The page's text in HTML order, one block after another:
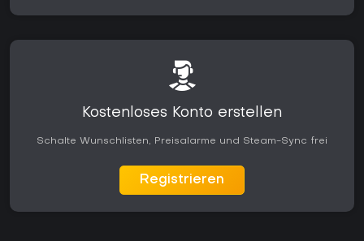
Kostenloses Konto erstellen
Schalte Wunschlisten, Preisalarme und Steam-Sync frei
Registrieren